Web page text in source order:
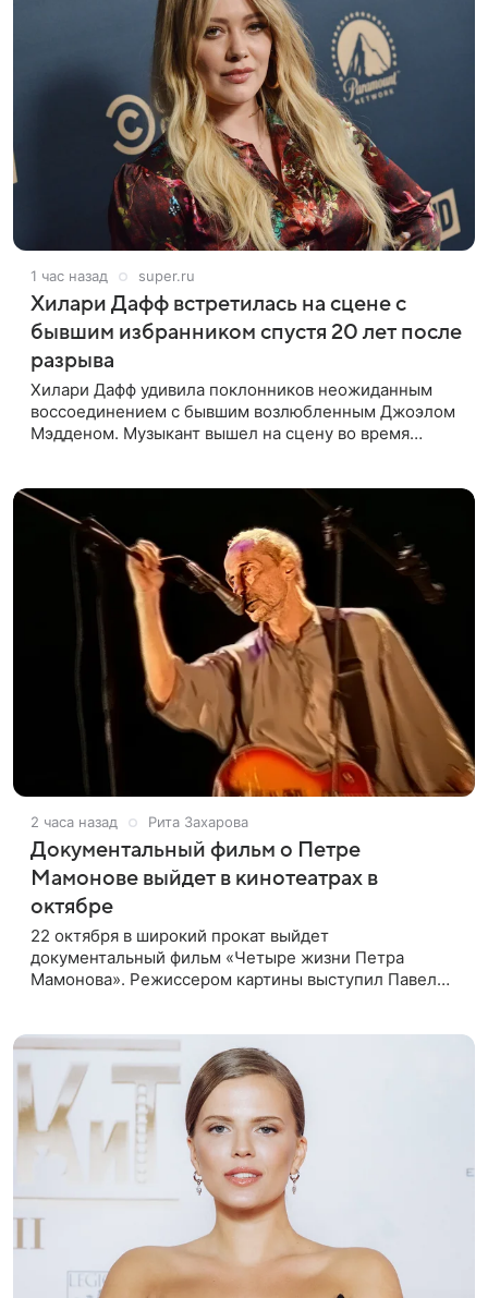
1 час назад super.ru
Хилари Дафф встретилась на сцене с
бывшим избранником спустя 20 лет после
разрыва
Хилари Дафф удивила поклонников неожиданным
воссоединением с бывшим возлюбленным Джоэлом
Мэдденом. Музыкант вышел на сцену во время
2 часа назад Рита Захарова
Документальный фильм о Петре
Мамонове выйдет в кинотеатрах в
октябре
22 октября в широкий прокат выйдет
документальный фильм «Четыре жизни Петра
Мамонова». Режиссером картины выступил Павел